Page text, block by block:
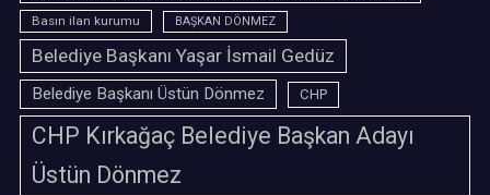
Basın ilan kurumu
BAŞKAN DÖNMEZ
Belediye Başkanı Yaşar İsmail Gedüz
Belediye Başkanı Üstün Dönmez CHP
CHP Kırkağaç Belediye Başkan Adayı
Üstün Dönmez